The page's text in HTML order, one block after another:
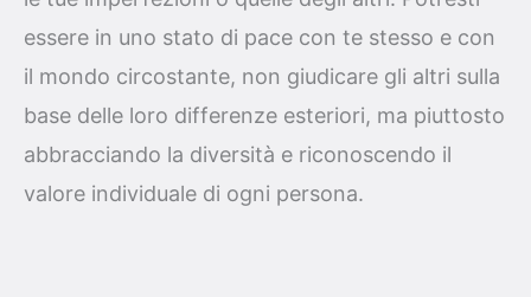
essere in uno stato di pace con te stesso e con
il mondo circostante, non giudicare gli altri sulla
base delle loro differenze esteriori, ma piuttosto
abbracciando la diversità e riconoscendo il
valore individuale di ogni persona.